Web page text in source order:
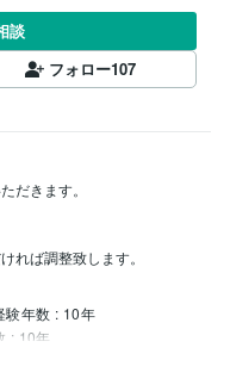
談
フォロー107
だきます。
れば調整致します。
験年数 : 10年
: 10年